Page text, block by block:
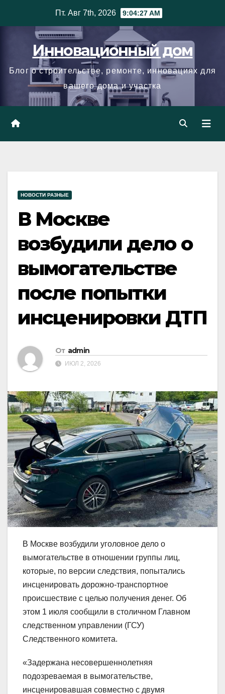
Пт. Авг 7th, 2026 9:04:28 AM
Инновационный дом
Блог о строительстве, ремонте, инновациях для
вашего дома и участка
НОВОСТИ РАЗНЫЕ
В Москве
возбудили дело о
вымогательстве
после попытки
инсценировки ДТП
От admin
ИЮЛ 2, 2026
В Москве возбудили уголовное дело о
вымогательстве в отношении группы лиц,
которые, по версии следствия, попытались
инсценировать дорожно-транспортное
происшествие с целью получения денег. Об
этом 1 июля сообщили в столичном Главном
следственном управлении (ГСУ)
Следственного комитета.
«Задержана несовершеннолетняя
подозреваемая в вымогательстве,
инсценировавшая совместно с двумя